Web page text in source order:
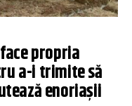
propria
a-i trimite să
enoriașii